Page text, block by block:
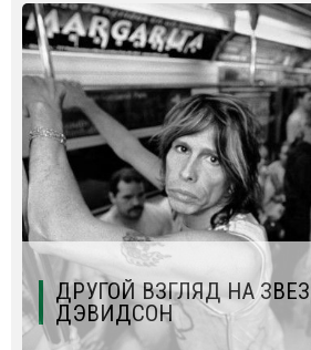
ДРУГОЙ ВЗГЛЯД НА
ДЭВИДСОН